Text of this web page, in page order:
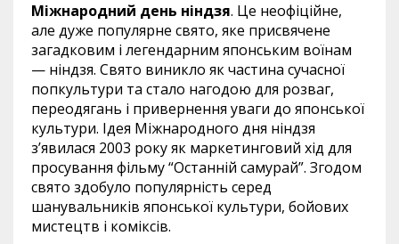
Міжнародний день ніндзя. Це неофіційне,
але дуже популярне свято, яке присвячене
загадковим і легендарним японським воїнам
— ніндзя. Свято виникло як частина сучасної
попкультури та стало нагодою для розваг,
переодягань і привернення уваги до японської
культури. Ідея Міжнародного дня ніндзя
з’явилася 2003 року як маркетинговий хід для
просування фільму “Останній самурай”. Згодом
свято здобуло популярність серед
шанувальників японської культури, бойових
мистецтв і коміксів.